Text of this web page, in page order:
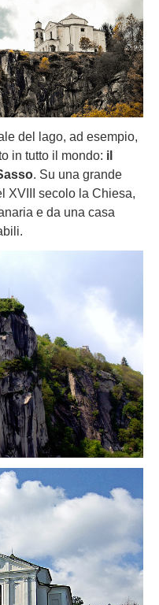
del lago, ad esempio,
in tutto il mondo: il
. Su una grande
XVIII secolo la Chiesa,
e da una casa